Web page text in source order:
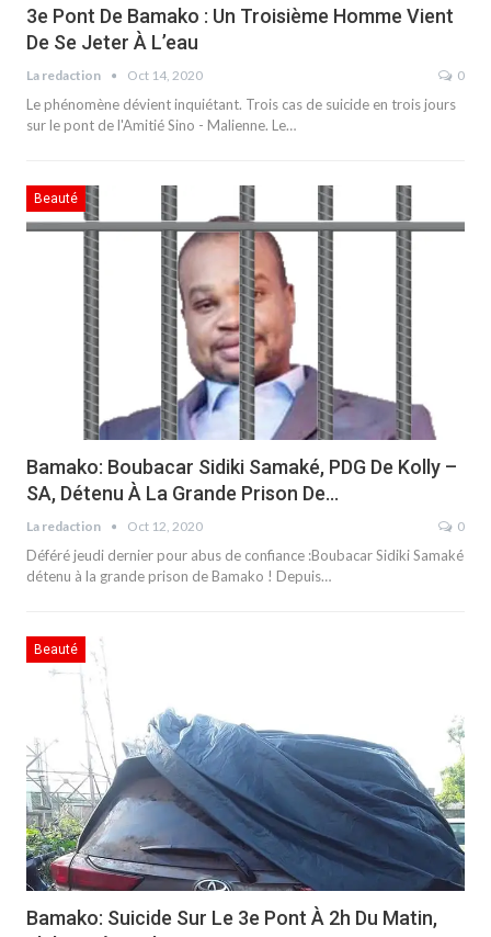
3e Pont De Bamako : Un Troisième Homme Vient
De Se Jeter À L’eau
La redaction Oct 14, 2020 0
Le phénomène dévient inquiétant. Trois cas de suicide en trois jours
sur le pont de l'Amitié Sino - Malienne. Le…
Beauté
Bamako: Boubacar Sidiki Samaké, PDG De Kolly –
SA, Détenu À La Grande Prison De…
La redaction Oct 12, 2020 0
Déféré jeudi dernier pour abus de confiance :Boubacar Sidiki Samaké
détenu à la grande prison de Bamako ! Depuis…
Beauté
Bamako: Suicide Sur Le 3e Pont À 2h Du Matin,